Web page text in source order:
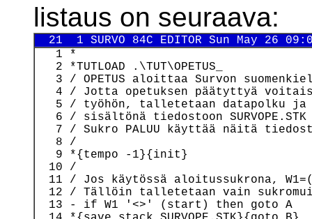
listaus on seuraava:
21  1 SURVO 84C EDITOR Sun May 26
   1 *
   2 *TUTLOAD .\TUT\OPETUS_
3 / OPETUS aloittaa Survon
4 / Jotta opetuksen päätyttyä
5 / työhön, talletetaan datapolku
6 / sisältönä tiedostoon
7 / Sukro PALUU käyttää näitä
   8 /
   9 *{tempo -1}{init}
  10 /
11 / Jos käytössä aloitussukrona,
12 / Tällöin talletetaan vain
  13 - if W1 '<>' (start) then goto A